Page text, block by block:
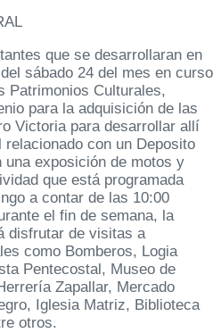
que se desarrollaran en
sábado 24 del mes en curso
Patrimonios Culturales,
para la adquisición de las
Victoria para desarrollar allí
con un Deposito
exposición de motos y
que está programada
a contar de las 10:00
el fin de semana, la
disfrutar de visitas a
como Bomberos, Logia
Pentecostal, Museo de
Zapallar, Mercado
Iglesia Matriz, Biblioteca
otros.